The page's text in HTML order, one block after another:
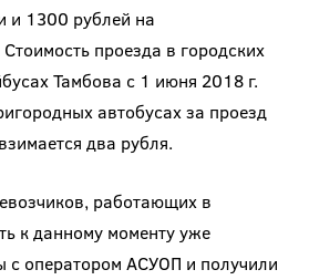
и 1300 рублей на
проезда в городских
Тамбова с 1 июня 2018 г.
автобусах за проезд
два рубля.
работающих в
к данному моменту уже
с оператором АСУОП и получили